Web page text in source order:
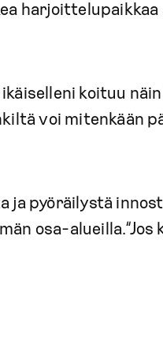
harjoittelupaikkaa
koituu
voi mitenkään
ja pyöräilystä
osa-alueilla.“Jos